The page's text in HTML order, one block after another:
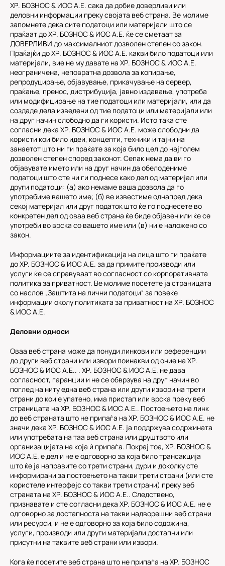
ХР. БОЗНОС & ИОС А.Е. сака да добие доверливи или
деловни информации преку својата веб страна. Ве молиме
запомнете дека сите податоци или материјали што се
праќаат до ХР. БОЗНОС & ИОС А.Е. ќе се сметаат за
ДОВЕРЛИВИ до максималниот дозволен степен со закон.
Праќајќи до ХР. БОЗНОС & ИОС А.Е. какви било податоци или
материјали, вие не му давате на ХР. БОЗНОС & ИОС А.Е.
неограничена, неповратна дозвола за копирање,
репродуцирање, објавување, прикачување на сервер,
праќање, пренос, дистрибуција, јавно издавање, употреба
или модифицирање на тие податоци или материјали, или да
создаде дела изведени од тие податоци или материјали или
на друг начин слободно да ги користи. Исто така сте
согласни дека ХР. БОЗНОС & ИОС А.Е. може слободни да
користи кои било идеи, концепти, техники и тајни на
занаетот што ни ги праќате за која било цел до најголем
дозволен степен според законот. Сепак нема да ви го
објавувате името или на друг начин да обелодениме
податоци што сте ни ги поднесе како дел од материјал или
други податоци: (a) ако немаме ваша дозвола да го
употребиме вашето име; (б) ве известиме однапред дека
секој материјал или друг податок што ќе го поднесете во
конкретен дел од оваа веб страна ќе биде објавен или ќе се
употреби во врска со вашето име или (в) ни е наложено со
закон.
Информациите за идентификација на лица што ги праќате
до ХР. БОЗНОС & ИОС А.Е. за да примите производи или
услуги ќе се справуваат во согласност со корпоративната
политика за приватност. Ве молиме посетете ја страницата
со наслов „Заштита на лични податоци“ за повеќе
информации околу политиката за приватност на ХР. БОЗНОС
& ИОС А.Е.
Деловни односи
Оваа веб страна може да понуди линкови или референции
до други веб страни или извори поинакви од оние на ХР.
БОЗНОС & ИОС А.Е.. . ХР. БОЗНОС & ИОС А.Е. не дава
согласност, гаранции и не се обврзува на друг начин во
поглед на ниту една веб страна или други извори на трети
страни до кои е упатено, има пристап или врска преку веб
страницата на ХР. БОЗНОС & ИОС А.Е.. Постоењето на линк
до веб страната што не припаѓа на ХР. БОЗНОС & ИОС А.Е. не
значи дека ХР. БОЗНОС & ИОС А.Е. ја поддржува содржината
или употребата на таа веб страна или друштвото или
организацијата на која ѝ припаѓа. Покрај тоа, ХР. БОЗНОС &
ИОС А.Е. е дел и не е одговорно за која било трансакција
што ќе ја направите со трети страни, дури и доколку сте
информирани за постоењето на такви трети страни (или сте
користеле интерфејс со такви трети страни) преку веб
страната на ХР. БОЗНОС & ИОС А.Е.. Следствено,
признавате и сте согласни дека ХР. БОЗНОС & ИОС А.Е. не е
одговорно за достапноста на такви надворешни веб страни
или ресурси, и не е одговорно за која било содржина,
услуги, производи или други материјали достапни или
присутни на таквите веб страни или извори.
Кога ќе посетите веб страна што не припаѓа на ХР. БОЗНОС